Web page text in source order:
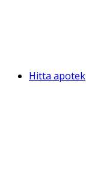
Hitta apotek